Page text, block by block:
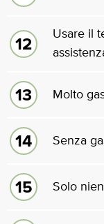
Usare il
Molto
Senza
Solo